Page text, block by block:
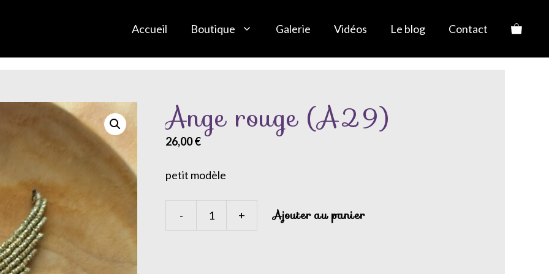
Accueil Boutique Galerie Vidéos Le blog Contact
Ange rouge (A29)
26,00€
petit modèle
- + Ajouter au panier